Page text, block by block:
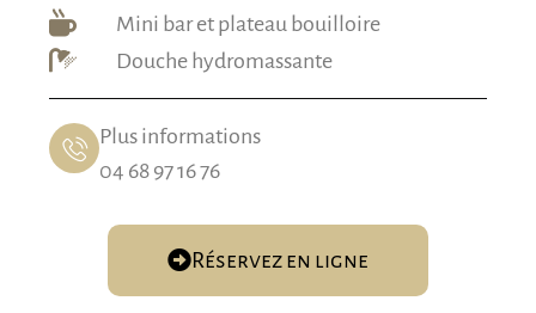
Mini bar et plateau bouilloire
Douche hydromassante
Plus informations
04 68 97 16 76
Réservez en ligne